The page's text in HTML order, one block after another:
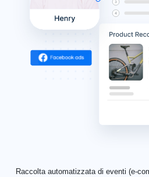
Raccolta automatizzata di eventi (e-